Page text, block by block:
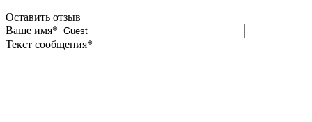
Оставить отзыв
Ваше имя*
Текст сообщения*